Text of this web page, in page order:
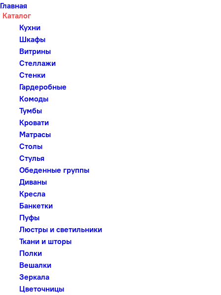
Главная
Каталог
Кухни
Шкафы
Витрины
Стеллажи
Стенки
Гардеробные
Комоды
Тумбы
Кровати
Матрасы
Столы
Стулья
Обеденные группы
Диваны
Кресла
Банкетки
Пуфы
Люстры и светильники
Ткани и шторы
Полки
Вешалки
Зеркала
Цветочницы